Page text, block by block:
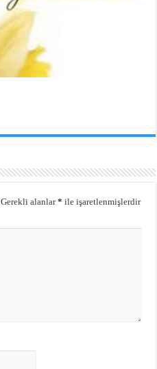
Gerekli alanlar* ile işaretlenmişlerdir